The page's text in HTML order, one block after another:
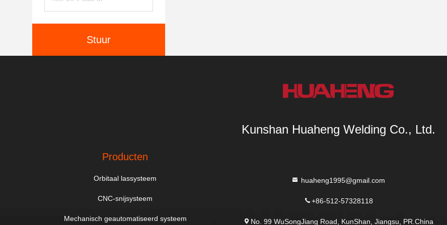
Stuur
Kunshan Huaheng Welding Co., Ltd.
Producten
Orbitaal lassysteem
CNC-snijsysteem
Mechanisch geautomatiseerd systeem
huaheng1995@gmail.com
+86-512-57328118
No. 99 WuSongJiang Road, KunShan, Jiangsu, PR.China